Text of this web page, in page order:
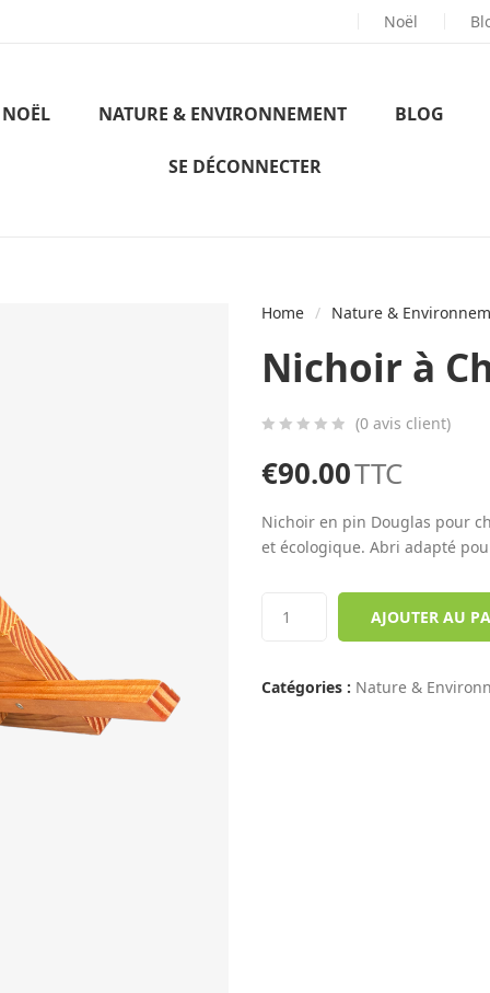
Noël
NOËL NATURE & ENVIRONNEMENT BLOG
SE DÉCONNECTER
Home / Nature &
Nichoir à
out
based
on
(0 avis client)
€90.00TTC
Nichoir en pin Douglas pour
et écologique. Abri adapté
AJOUTER AU
Catégories : Nature &